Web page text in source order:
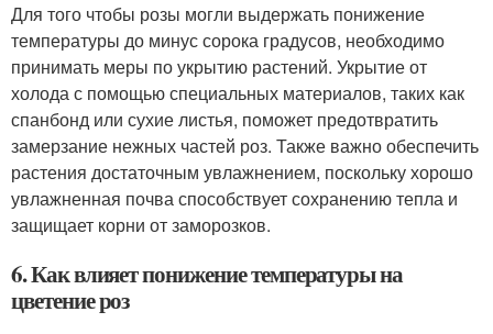
Для того чтобы розы могли выдержать понижение
температуры до минус сорока градусов, необходимо
принимать меры по укрытию растений. Укрытие от
холода с помощью специальных материалов, таких как
спанбонд или сухие листья, поможет предотвратить
замерзание нежных частей роз. Также важно обеспечить
растения достаточным увлажнением, поскольку хорошо
увлажненная почва способствует сохранению тепла и
защищает корни от заморозков.
6. Как влияет понижение температуры на
цветение роз